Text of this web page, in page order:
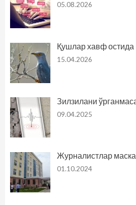
05.08.2026
Қушлар хавф остида
15.04.2026
Зилзилани
09.04.2025
Журналистлар
01.10.2024